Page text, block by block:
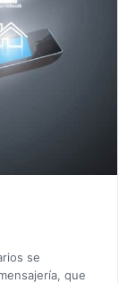
se
que